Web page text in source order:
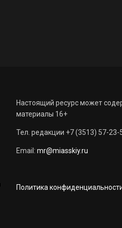
Настоящий ресурс может
материалы 16+
Тел. редакции +7 (3513) 57-23-
Email: mr@miasskiy.ru
Политика